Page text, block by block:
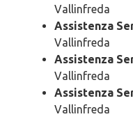
Vallinfreda
Assistenza
Vallinfreda
Assistenza
Vallinfreda
Assistenza
Vallinfreda